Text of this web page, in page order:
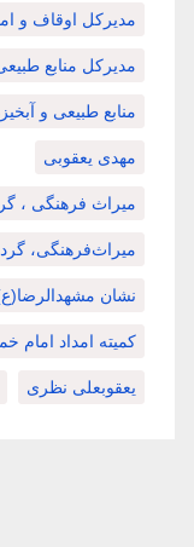
مدیرکل اوقاف و
مدیرکل منابع
منابع طبیعی و
مهدی یعقوبی
میراث فرهنگی ،
میراث‌فرهنگی،
نشان
کمیته امداد امام
یعقوبعلی نظری